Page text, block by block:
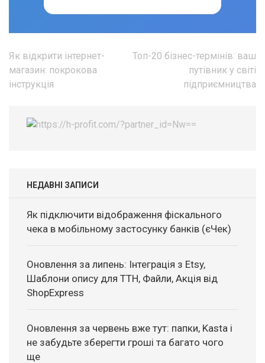
Навігація
записів
Як відкрити інтернет-
магазин: покрокова
інструкція
Топ-20 бізнес-термінів: ваш
путівник у світі
підприємництва
НЕДАВНІ ЗАПИСИ
Як підключити відображення фіскального
чека в мобільному застосунку банків (єЧек)
Оновлення за липень: Інтеграція з Etsy,
Шаблони опису для ТТН, Файли, Акція від
ShopExpress
Оновлення за червень вже тут: папки, Kasta і
не забудьте зберегти гроші та багато чого
ще